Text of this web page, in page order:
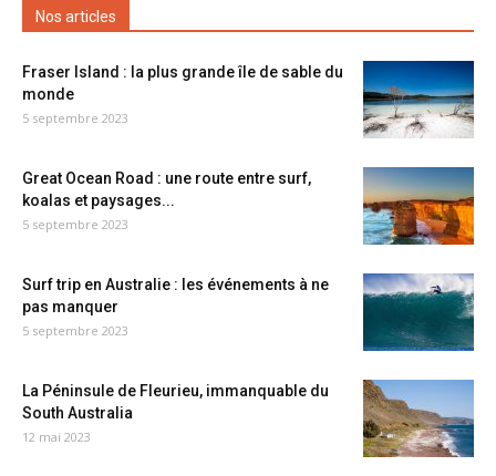
Nos articles
Fraser Island : la plus grande île de sable du
monde
5 septembre 2023
Great Ocean Road : une route entre surf,
koalas et paysages...
5 septembre 2023
Surf trip en Australie : les événements à ne
pas manquer
5 septembre 2023
La Péninsule de Fleurieu, immanquable du
South Australia
12 mai 2023